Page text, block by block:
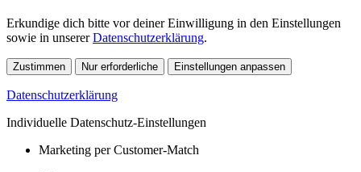
Erkundige dich bitte vor deiner Einwilligung in den Einstellungen
sowie in unsererDatenschutzerklärung.
Zustimmen Nur erforderliche Einstellungen anpassen
Datenschutzerklärung
Individuelle Datenschutz-Einstellungen
Marketing per Customer-Match